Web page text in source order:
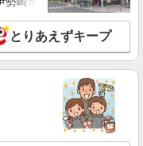
円 試用期間なし ※
能力による 【試用期間】時給 0 円 〜 0 円
約社員【佐倉市エリア】
詳細を見る
とりあえずキープ